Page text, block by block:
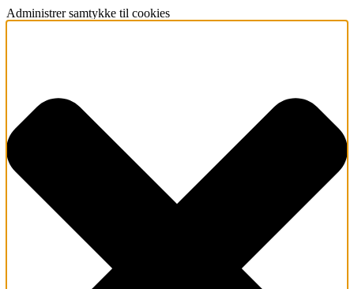
Administrer samtykke til cookies